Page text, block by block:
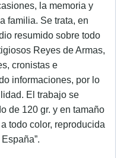
la memoria y
familia. Se trata, en
resumido sobre todo
Reyes de Armas,
cronistas e
informaciones, por lo
El trabajo se
de 120 gr. y en tamaño
todo color, reproducida